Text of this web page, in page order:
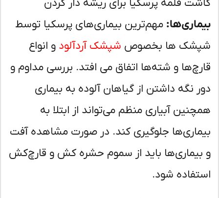
قلمه پرسکیا برای ریشه دار کردن
مهم‌ترین بیماری‌های پرسکیا توسط
ها بخصوصشپشک آردآلودو انواع
و شته‌ها اتفاق می افتد. بررسی مداوم و
نگه داشتن از گیاهان آلوده به بیماری
آبیاری منظم می‌تواند از ابتلا به
جلوگیری کند. در صورت مشاهده آفت
باید از سموم حشره کش و قارچ‌کش
شود.